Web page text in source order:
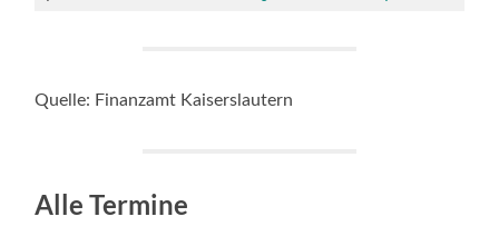
Quelle: Finanzamt Kaiserslautern
Alle Termine